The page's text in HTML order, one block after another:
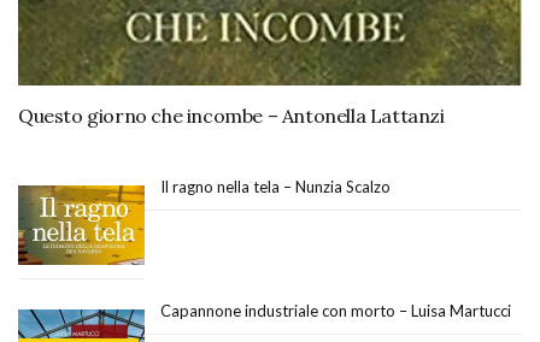
Questo giorno che incombe – Antonella Lattanzi
Il ragno nella tela – Nunzia Scalzo
Capannone industriale con morto – Luisa Martucci